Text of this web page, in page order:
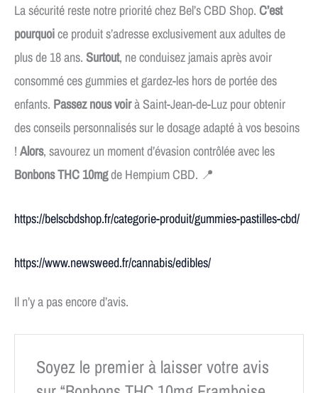
La sécurité reste notre priorité chez Bel’s CBD Shop. C’est
pourquoice produit s’adresse exclusivement aux adultes de
plus de 18 ans. Surtout, ne conduisez jamais après avoir
consommé ces gummies et gardez-les hors de portée des
enfants. Passez nous voirà Saint-Jean-de-Luz pour obtenir
des conseils personnalisés sur le dosage adapté à vos besoins
! Alors, savourez un moment d’évasion contrôlée avec les
Bonbons THC 10mgde Hempium CBD. 📍
https://belscbdshop.fr/categorie-produit/gummies-pastilles-cbd/
https://www.newsweed.fr/cannabis/edibles/
Il n’y a pas encore d’avis.
Soyez le premier à laisser votre avis